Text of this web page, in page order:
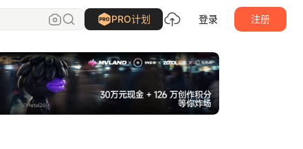
PRO计划 登录 注册
站酷网 关注